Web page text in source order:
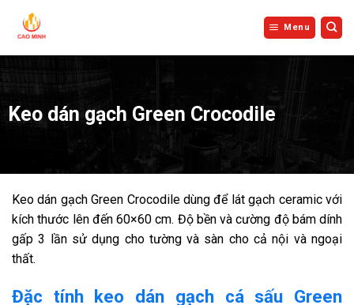
Menu
Keo dán gạch Green Crocodile
Keo dán gạch Green Crocodile dùng để lát gạch ceramic với
kích thước lên đến 60×60 cm. Độ bền và cường độ bám dính
gấp 3 lần sử dụng cho tường và sàn cho cả nội và ngoại
thất.
Đặc tính keo dán gạch cá sấu Green